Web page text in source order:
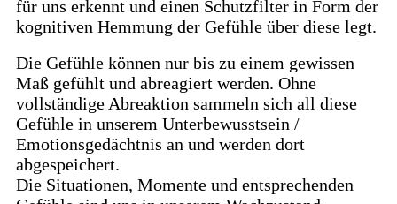
für uns erkennt und einen Schutzfilter in Form der
kognitiven Hemmung der Gefühle über diese legt.
Die Gefühle können nur bis zu einem gewissen
Maß gefühlt und abreagiert werden. Ohne
vollständige Abreaktion sammeln sich all diese
Gefühle in unserem Unterbewusstsein /
Emotionsgedächtnis an und werden dort
abgespeichert.
Die Situationen, Momente und entsprechenden